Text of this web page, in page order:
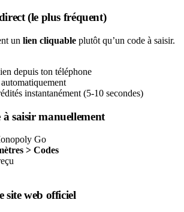
(le plus fréquent)
un lien cliquable plutôt qu’un code à saisir.
depuis ton téléphone
instantanément (5-10 secondes)
saisir manuellement
Go
> Codes
site web officiel